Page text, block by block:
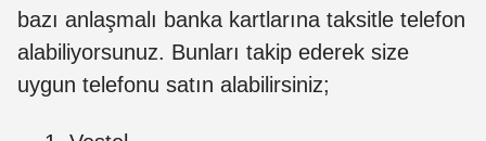
bazı anlaşmalı banka kartlarına taksitle telefon
alabiliyorsunuz. Bunları takip ederek size
uygun telefonu satın alabilirsiniz;